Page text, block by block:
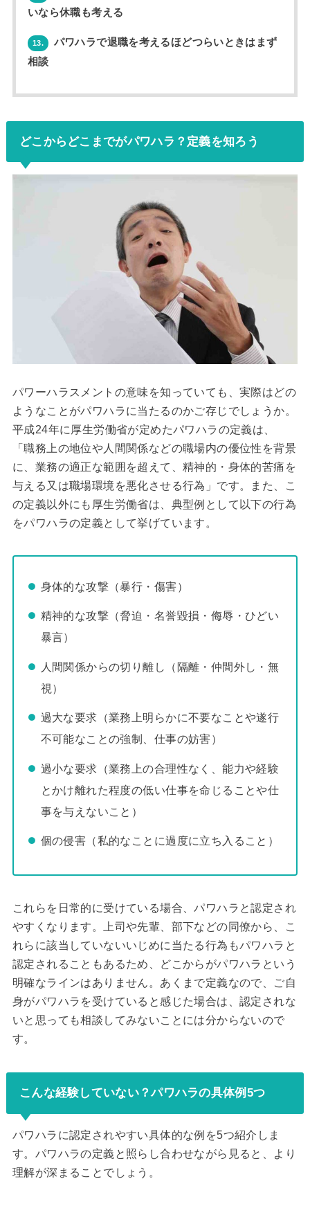
いなら休職も考える
13.
パワハラで退職を考えるほどつらいときはまず
相談
どこからどこまでがパワハラ？定義を知ろう
パワーハラスメントの意味を知っていても、実際はどの
ようなことがパワハラに当たるのかご存じでしょうか。
平成24年に厚生労働省が定めたパワハラの定義は、
「職務上の地位や人間関係などの職場内の優位性を背景
に、業務の適正な範囲を超えて、精神的・身体的苦痛を
与える又は職場環境を悪化させる行為」です。また、こ
の定義以外にも厚生労働省は、典型例として以下の行為
をパワハラの定義として挙げています。
身体的な攻撃（暴行・傷害）
精神的な攻撃（脅迫・名誉毀損・侮辱・ひどい
暴言）
人間関係からの切り離し（隔離・仲間外し・無
視）
過大な要求（業務上明らかに不要なことや遂行
不可能なことの強制、仕事の妨害）
過小な要求（業務上の合理性なく、能力や経験
とかけ離れた程度の低い仕事を命じることや仕
事を与えないこと）
個の侵害（私的なことに過度に立ち入ること）
これらを日常的に受けている場合、パワハラと認定され
やすくなります。上司や先輩、部下などの同僚から、こ
れらに該当していないいじめに当たる行為もパワハラと
認定されることもあるため、どこからがパワハラという
明確なラインはありません。あくまで定義なので、ご自
身がパワハラを受けていると感じた場合は、認定されな
いと思っても相談してみないことには分からないので
す。
こんな経験していない？パワハラの具体例5つ
パワハラに認定されやすい具体的な例を5つ紹介しま
す。パワハラの定義と照らし合わせながら見ると、より
理解が深まることでしょう。